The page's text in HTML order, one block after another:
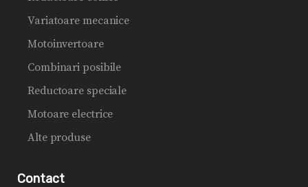
Variatoare mecanice
Motoinvertoare
Combinari posibile
Reductoare speciale
Motoare electrice
Alte produse
Contact